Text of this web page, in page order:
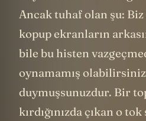
Ancak tuhaf olan şu:
kopup ekranların
bile bu histen
oynamamış
duymuşsunuzdur. Bir
kırdığınızda çıkan o tok